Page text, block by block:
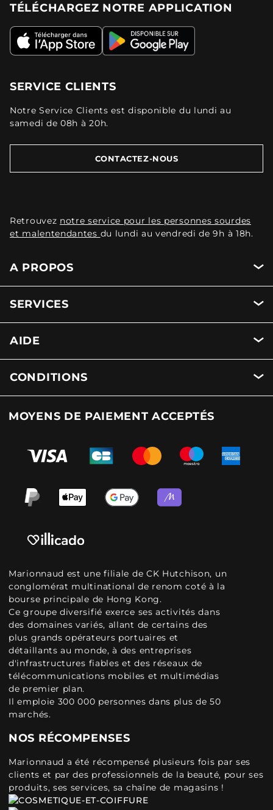
TÉLÉCHARGEZ NOTRE APPLICATION
SERVICE CLIENTS
Notre Service Clients est disponible du lundi au
samedi de 08h à 20h.
CONTACTEZ-NOUS
Retrouvez notre service pour les personnes sourdes
et malentendantes du lundi au vendredi de 9h à 18h.
A PROPOS
SERVICES
AIDE
CONDITIONS
MOYENS DE PAIEMENT ACCEPTÉS
Marionnaud est une filiale de CK Hutchison, un
conglomérat multinational de renom coté à la
bourse principale de Hong Kong.
Ce groupe diversifié exerce ses activités dans
des domaines variés, allant de certains des
plus grands opérateurs portuaires et
détaillants au monde, à des entreprises
d'infrastructures fiables et des réseaux de
télécommunications mobiles et multimédias
de premier plan.
Il emploie 300 000 personnes dans plus de 50
marchés.
NOS RÉCOMPENSES
Marionnaud a été récompensé plusieurs fois par ses
clients et par des professionnels de la beauté, pour ses
produits, ses services, sa chaîne de magasins !